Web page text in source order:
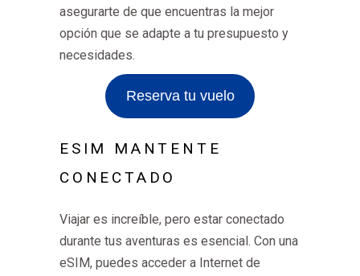
asegurarte de que encuentras la mejor
opción que se adapte a tu presupuesto y
necesidades.
Reserva tu vuelo
ESIM MANTENTE
CONECTADO
Viajar es increíble, pero estar conectado
durante tus aventuras es esencial. Con una
eSIM, puedes acceder a Internet de